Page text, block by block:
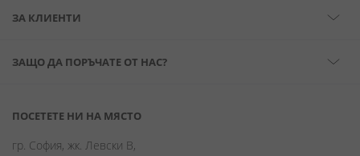
ЗА КЛИЕНТИ
ЗАЩО ДА ПОРЪЧАТЕ ОТ НАС?
ПОСЕТЕТЕ НИ НА МЯСТО
гр. София, жк. Левски В,